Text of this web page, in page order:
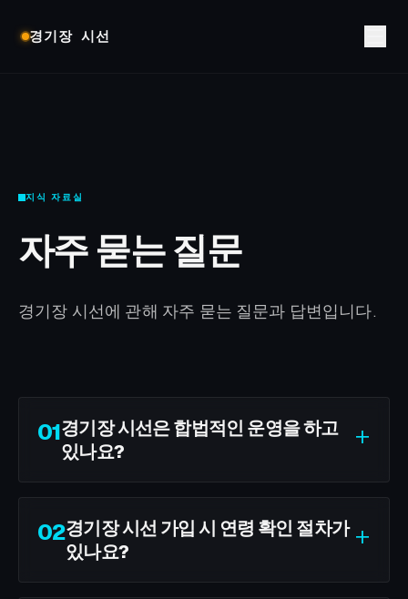
경기장 시선
지식 자료실
자주 묻는 질문
경기장 시선에 관해 자주 묻는 질문과 답변입니다.
01경기장 시선은 합법적인 운영을 하고
있나요?
+
02경기장 시선 가입 시 연령 확인 절차가
있나요?
+